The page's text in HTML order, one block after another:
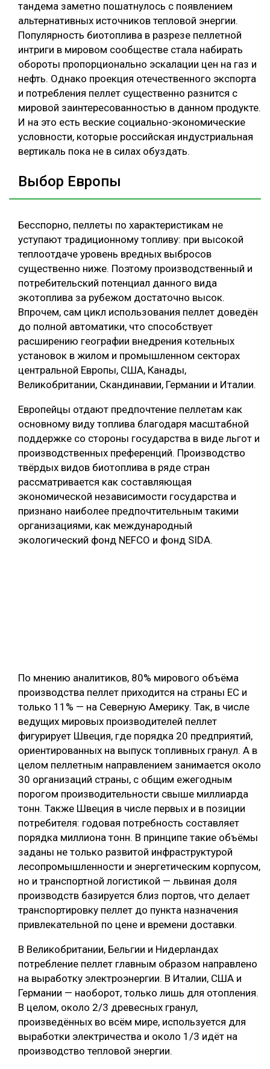
СУШКА ДРЕВЕСИНЫ
МЕБЕЛЬНОЕ ПРОИЗВОДСТВО
тандема заметно пошатнулось с появлением
альтернативных источников тепловой энергии.
Популярность биотоплива в разрезе пеллетной
интриги в мировом сообществе стала набирать
обороты пропорционально эскалации цен на газ и
нефть. Однако проекция отечественного экспорта
и потребления пеллет существенно разнится с
мировой заинтересованностью в данном продукте.
И на это есть веские социально-экономические
условности, которые российская индустриальная
вертикаль пока не в силах обуздать.
Выбор Европы
Бесспорно, пеллеты по характеристикам не
уступают традиционному топливу: при высокой
теплоотдаче уровень вредных выбросов
существенно ниже. Поэтому производственный и
потребительский потенциал данного вида
экотоплива за рубежом достаточно высок.
Впрочем, сам цикл использования пеллет доведён
до полной автоматики, что способствует
расширению географии внедрения котельных
установок в жилом и промышленном секторах
центральной Европы, США, Канады,
Великобритании, Скандинавии, Германии и Италии.
Европейцы отдают предпочтение пеллетам как
основному виду топлива благодаря масштабной
поддержке со стороны государства в виде льгот и
производственных преференций. Производство
твёрдых видов биотоплива в ряде стран
рассматривается как составляющая
экономической независимости государства и
признано наиболее предпочтительным такими
организациями, как международный
экологический фонд NEFCO и фонд SIDA.
По мнению аналитиков, 80% мирового объёма
производства пеллет приходится на страны ЕС и
только 11% — на Северную Америку. Так, в числе
ведущих мировых производителей пеллет
фигурирует Швеция, где порядка 20 предприятий,
ориентированных на выпуск топливных гранул. А в
целом пеллетным направлением занимается около
30 организаций страны, с общим ежегодным
порогом производительности свыше миллиарда
тонн. Также Швеция в числе первых и в позиции
потребителя: годовая потребность составляет
порядка миллиона тонн. В принципе такие объёмы
заданы не только развитой инфраструктурой
лесопромышленности и энергетическим корпусом,
но и транспортной логистикой — львиная доля
производств базируется близ портов, что делает
транспортировку пеллет до пункта назначения
привлекательной по цене и времени доставки.
В Великобритании, Бельгии и Нидерландах
потребление пеллет главным образом направлено
на выработку электроэнергии. В Италии, США и
Германии — наоборот, только лишь для отопления.
В целом, около 2/3 древесных гранул,
произведённых во всём мире, используется для
выработки электричества и около 1/3 идёт на
производство тепловой энергии.